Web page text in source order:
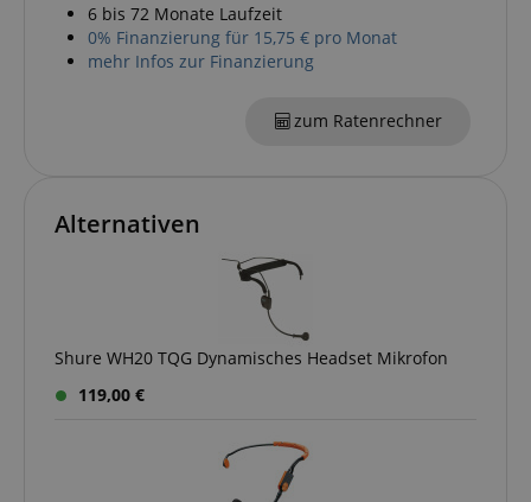
6 bis 72 Monate Laufzeit
0% Finanzierung für 15,75 € pro Monat
mehr Infos zur Finanzierung
zum Ratenrechner
Alternativen
Shure WH20 TQG Dynamisches Headset Mikrofon
119,00 €
Amazon.com Inc.
www.kirstein.de
.kirstein.de
Datenschutzerklärung